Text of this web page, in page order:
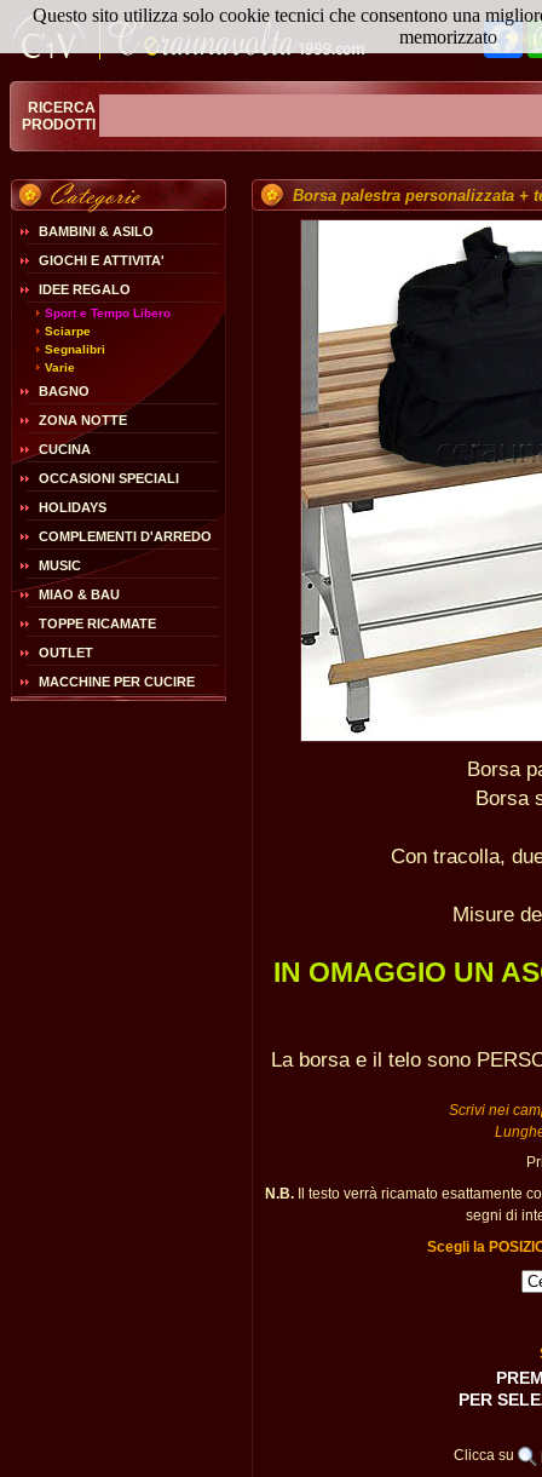
RICERCA
PRODOTTI
BAMBINI & ASILO
GIOCHI E ATTIVITA'
IDEE REGALO
Sport e Tempo Libero
Sciarpe
Segnalibri
Varie
BAGNO
ZONA NOTTE
CUCINA
OCCASIONI SPECIALI
HOLIDAYS
COMPLEMENTI D'ARREDO
MUSIC
MIAO & BAU
TOPPE RICAMATE
OUTLET
MACCHINE PER CUCIRE
Borsa palestra personalizzata +
Borsa
Borsa
Con tracolla,
Misure
IN OMAGGIO UN
La borsa e il telo sono
Scrivi nei
N.B. Il testo verrà ricamato esattamente
segni di
Scegli la
PER
Clicca su
Questo sito utilizza solo cookie tecnici che consentono una
memorizzato